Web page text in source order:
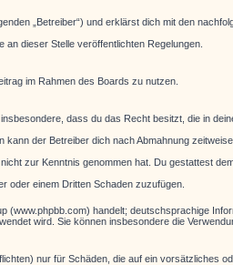
„Betreiber“) und erklärst dich mit den
dieser Stelle veröffentlichten Regelungen.
im Rahmen des Boards zu nutzen.
dass du das Recht besitzt, die in
der Betreiber dich nach Abmahnung
zur Kenntnis genommen hat. Du gestattest
oder einem Dritten Schaden zuzufügen.
(www.phpbb.com) handelt; deutschsprachige
wird. Sie können insbesondere die
nur für Schäden, die auf ein vorsätzliches